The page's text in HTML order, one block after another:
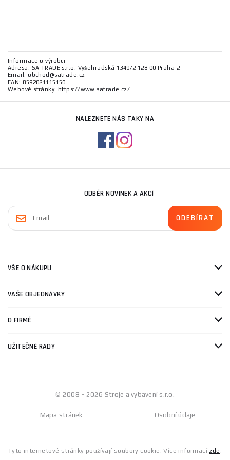
Informace o výrobci
Adresa: SA TRADE s.r.o. Vyšehradská 1349/2 128 00 Praha 2
Email: obchod@satrade.cz
EAN: 8592021115150
Webové stránky: https://www.satrade.cz/
NALEZNETE NÁS TAKY NA
ODBĚR NOVINEK A AKCÍ
VŠE O NÁKUPU
VAŠE OBJEDNÁVKY
O FIRMĚ
UŽITEČNÉ RADY
© 2008 - 2026 Stroje a vybavení s.r.o.
Mapa stránek Osobní údaje
Tyto internetové stránky používají soubory cookie. Více informací zde .